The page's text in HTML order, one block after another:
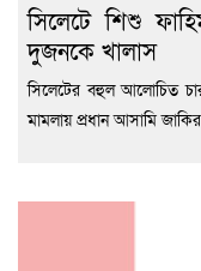
সিলেটে শিশু
দুজনকে খালাস
সিলেটের বহুল আলোচিত
মামলায় প্রধান আসামি